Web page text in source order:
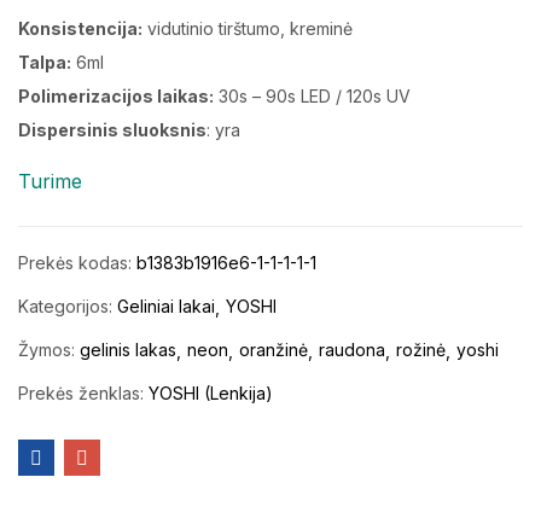
Konsistencija: vidutinio tirštumo, kreminė
Talpa: 6ml
Polimerizacijos laikas: 30s – 90s LED / 120s UV
Dispersinis sluoksnis: yra
Turime
Prekės kodas: b1383b1916e6-1-1-1-1-1
Kategorijos: Geliniai lakai YOSHI
Žymos: gelinis lakas neon oranžinė raudona rožinė yoshi
Prekės ženklas: YOSHI (Lenkija)